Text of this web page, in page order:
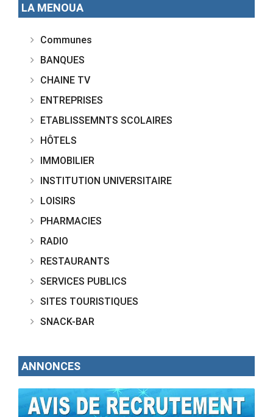
LA MENOUA
Communes
BANQUES
CHAINE TV
ENTREPRISES
ETABLISSEMNTS SCOLAIRES
HÔTELS
IMMOBILIER
INSTITUTION UNIVERSITAIRE
LOISIRS
PHARMACIES
RADIO
RESTAURANTS
SERVICES PUBLICS
SITES TOURISTIQUES
SNACK-BAR
ANNONCES